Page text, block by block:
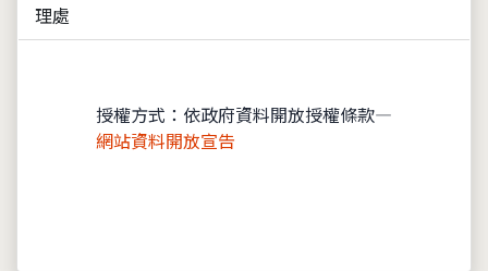
理處
授權方式：依政府資料開放授權條款—
網站資料開放宣告